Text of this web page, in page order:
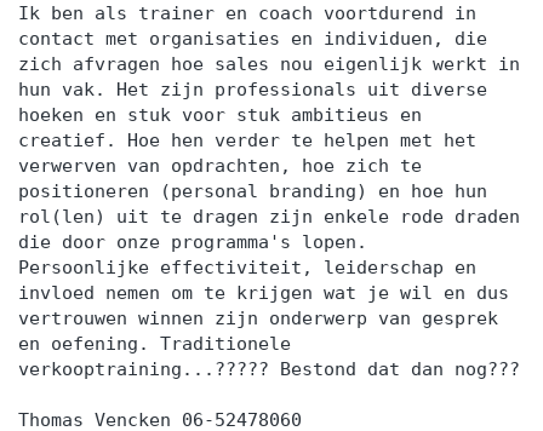
Ik ben als trainer en coach voortdurend in
contact met organisaties en individuen, die
zich afvragen hoe sales nou eigenlijk werkt in
hun vak. Het zijn professionals uit diverse
hoeken en stuk voor stuk ambitieus en
creatief. Hoe hen verder te helpen met het
verwerven van opdrachten, hoe zich te
positioneren (personal branding) en hoe hun
rol(len) uit te dragen zijn enkele rode draden
die door onze programma's lopen.
Persoonlijke effectiviteit, leiderschap en
invloed nemen om te krijgen wat je wil en dus
vertrouwen winnen zijn onderwerp van gesprek
en oefening. Traditionele
verkooptraining...????? Bestond dat dan nog???
Thomas Vencken 06-52478060